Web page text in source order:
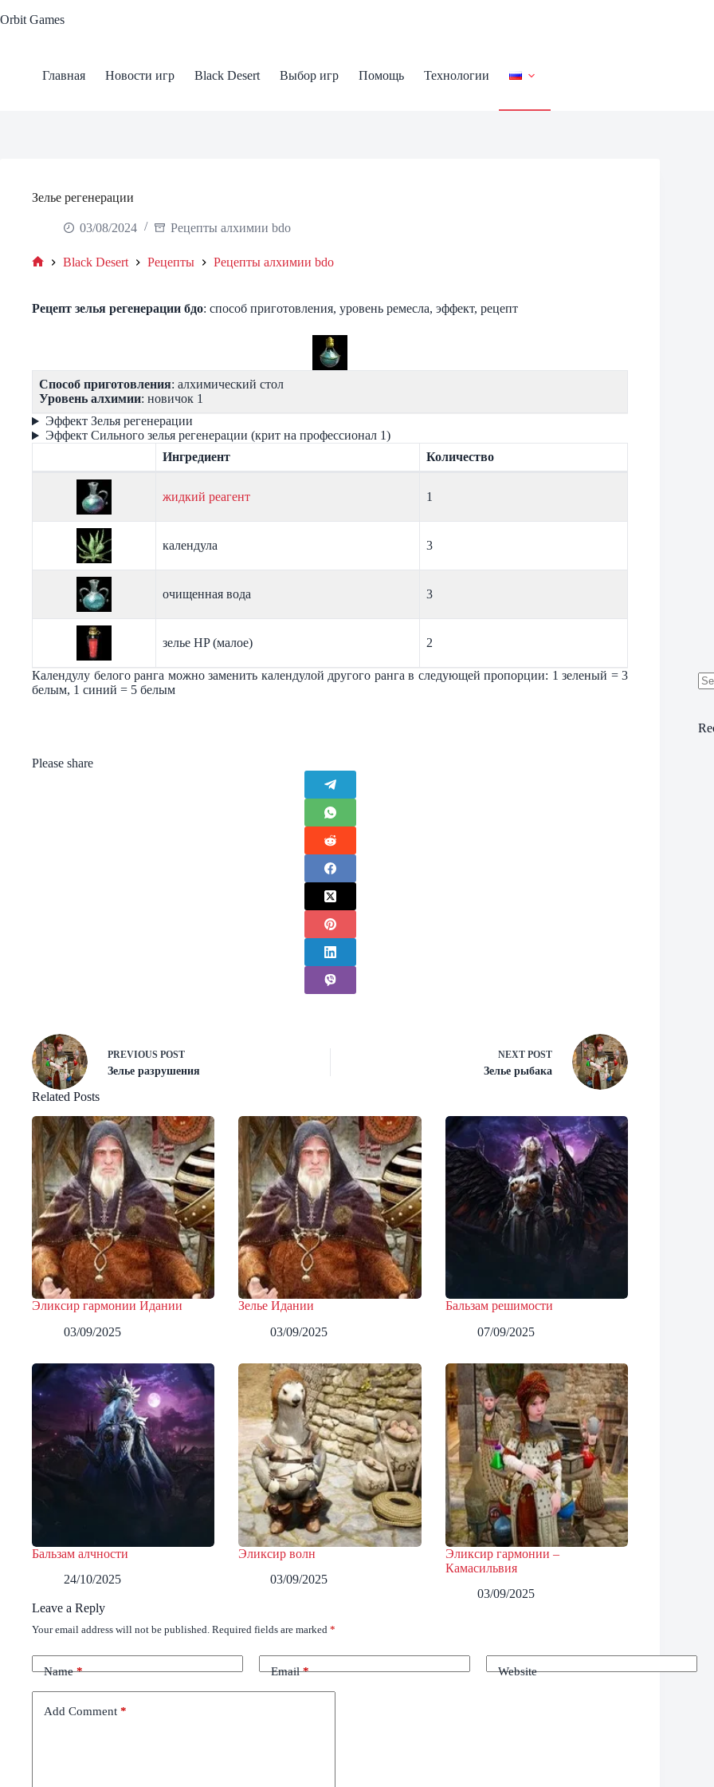
to
Orbit Games
Главная Новости игр Black Desert Выбор игр Помощь Технологии
Зелье регенерации
03/08/2024 Рецепты алхимии bdo
Black Desert Рецепты Рецепты алхимии bdo
Рецепт зелья регенерации бдо: способ приготовления, уровень ремесла, эффект, рецепт
Способ приготовления: алхимический стол
Уровень алхимии: новичок 1
Эффект Зелья регенерации
Эффект Сильного зелья регенерации (крит на профессионал 1)
Ингредиент
Количество
жидкий реагент 1
календула 3
очищенная вода 3
зелье HP (малое) 2
Календулу белого ранга можно заменить календулой другого ранга в следующей пропорции: 1 зеленый = 3
белым, 1 синий = 5 белым
Please share
PREVIOUS POST
Зелье разрушения
NEXT POST
Зелье рыбака
Related Posts
Эликсир гармонии Идании
03/09/2025
Зелье Идании
03/09/2025
Бальзам решимости
07/09/2025
Бальзам алчности
24/10/2025
Эликсир волн
03/09/2025
Эликсир гармонии –
Камасильвия
03/09/2025
Leave a Reply
Your email address will not be published. Required fields are marked *
Name* Email* Website
Add Comment *